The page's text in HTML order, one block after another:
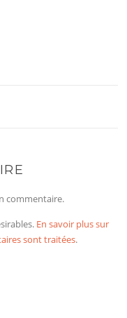
commentaire.
En savoir plus sur
sont traitées.